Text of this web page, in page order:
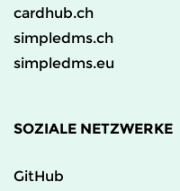
cardhub.ch
simpledms.ch
simpledms.eu
SOZIALE NETZWERKE
GitHub